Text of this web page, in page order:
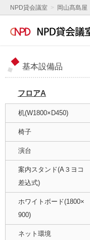
NPD貸会議室 岡山髙島屋
基本設備品
フロアA
机(W1800×D450)
椅子
演台
案内スタンド(A３ヨコ
差込式)
ホワイトボード(1800×
900)
ネット環境